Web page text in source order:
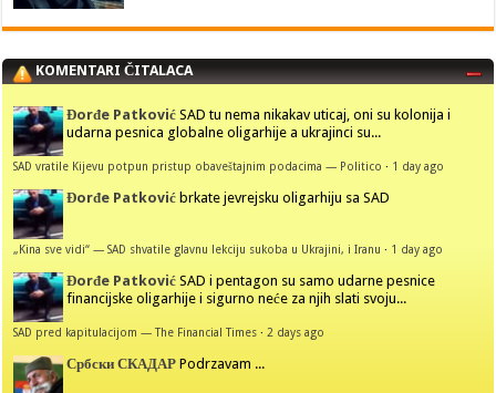
KOMENTARI ČITALACA
Đorđe Patković SAD tu nema nikakav uticaj, oni su kolonija i
udarna pesnica globalne oligarhije a ukrajinci su...
SAD vratile Kijevu potpun pristup obaveštajnim podacima — Politico · 1 day ago
Đorđe Patković brkate jevrejsku oligarhiju sa SAD
„Kina sve vidi“ — SAD shvatile glavnu lekciju sukoba u Ukrajini, i Iranu · 1 day ago
Đorđe Patković SAD i pentagon su samo udarne pesnice
financijske oligarhije i sigurno neće za njih slati svoju...
SAD pred kapitulacijom — The Financial Times · 2 days ago
Србски СКАДАР Podrzavam ...